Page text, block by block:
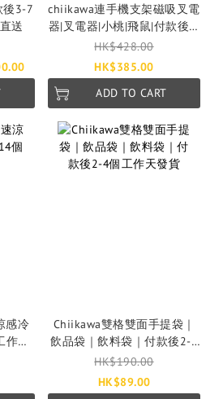
後3-7
送
chiikawa連手機支架磁吸叉電
器|叉電器|小桃|飛鼠|付款後7-
14個工作天發貨
HK$428.00
HK$385.00
ADD TO CART
感冷
作天
Chiikawa雙格雙面手提袋｜
飲品袋｜飲料袋｜付款後2-4
個工作天發貨
HK$190.00
HK$89.00